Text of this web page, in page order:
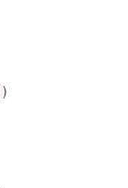
)